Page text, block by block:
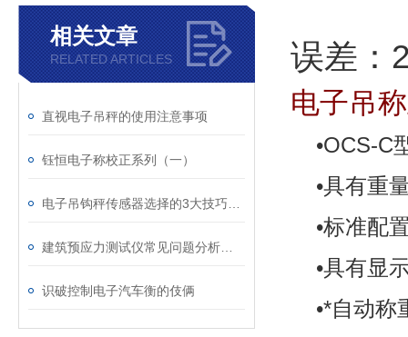
相关文章
RELATED ARTICLES
直视电子吊秤的使用注意事项
钰恒电子称校正系列（一）
识破控制电子汽车衡的伎俩
误差：
电子吊
•OCS-C
•具有重
•标准配
•具有显
•*自动